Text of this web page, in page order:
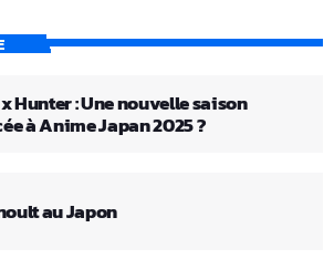
Hunter : Une nouvelle saison
à Anime Japan 2025 ?
au Japon